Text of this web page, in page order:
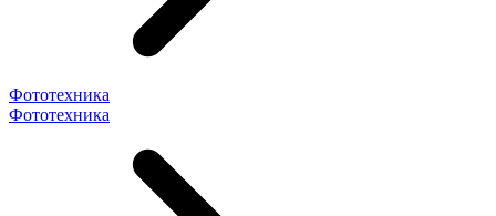
Фототехника
Фототехника